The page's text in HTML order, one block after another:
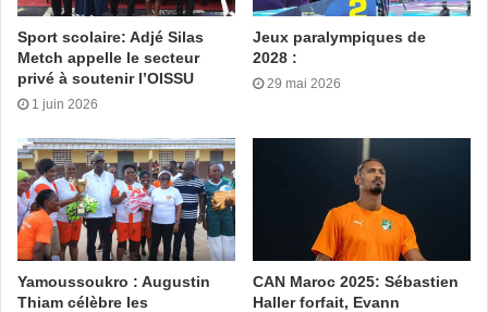
rôle est de bâtir, année après année, un projet de
développement durable du football de jeunes », a insisté
Lounis Hattab. Si l’état d’esprit des joueurs a été salué,
l’écart de niveau avec les grandes nations mondiales reste
important. Pour combler ce fossé, plusieurs priorités ont
été fixées : réforme de la détection, préparation mieux
Sport scolaire: Adjé Silas
Metch appelle le secteur
privé à soutenir l’OISSU
1 juin 2026
Jeux paralympiques de
2028 :
29 mai 2026
Yamoussoukro : Augustin
Thiam célèbre les
CAN Maroc 2025: Sébastien
Haller forfait, Evann